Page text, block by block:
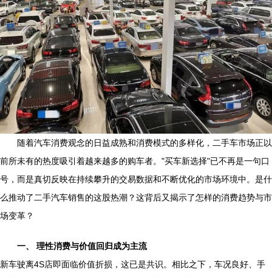
随着汽车消费观念的日益成熟和消费模式的多样化，二手车市场正以
前所未有的热度吸引着越来越多的购车者。"买车新选择"已不再是一句口
号，而是真切反映在持续攀升的交易数据和不断优化的市场环境中。是什
么推动了二手汽车销售的这股热潮？这背后又揭示了怎样的消费趋势与市
场变革？
一、 理性消费与价值回归成为主流
新车驶离4S店即面临价值折损，这已是共识。相比之下，车况良好、手